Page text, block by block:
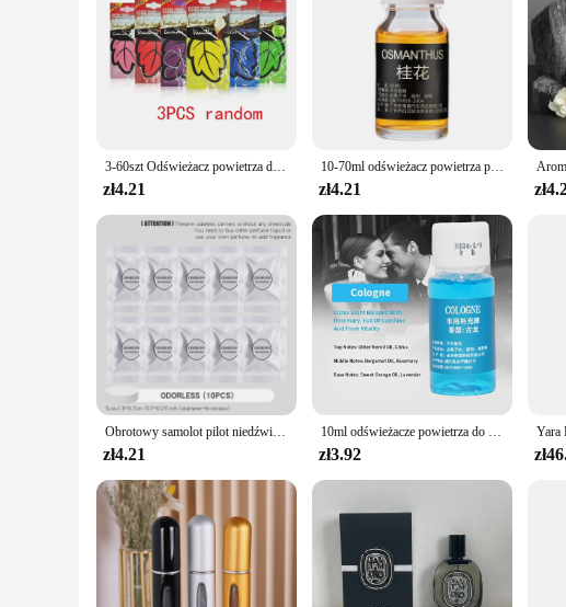
3-60szt Odświeżacz powietrza do samochodu Naturalny pachnący papier herbaciany Auto Wiszące perfumy waniliowe Zapach w kształcie liścia Akcesoria samochodowe Wnętrze
zł4.21
10-70ml odświeżacz powietrza perfumy samochodowe wkład naturalny olejek roślinny dyfuzor zapachowy nawilżacz zapachowy odświeżacz olejków eterycznych
zł4.21
Obrotowy samolot pilot niedźwiedź odświeżacze powietrza do samochodu akcesoria dekoracje wnętrza klipsy wentylatora perfumy dyfuzor zapachowy aromat
zł4.21
10ml odświeżacze powietrza do samochodów zapachów perfum odświeżacz powietrza samochodowy uzupełniania dyfuzor zapachowy nawilżacza zapachowego
zł3.92